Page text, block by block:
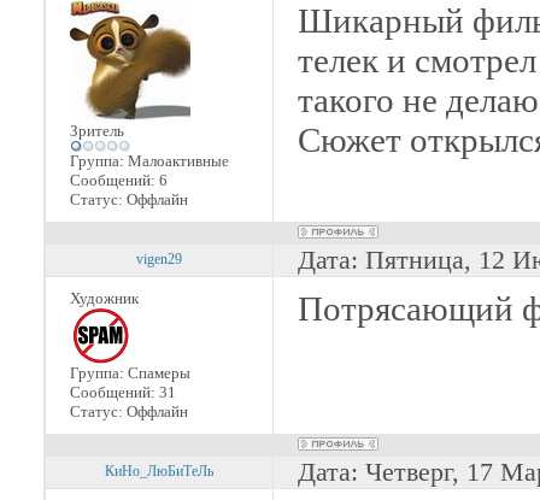
Зритель
Группа: Малоактивные
Сообщений: 6
Статус: Оффлайн
Шикарный
телек и
такого не
Сюжет
vigen29 Дата: Пятница, 12
Художник
Группа: Спамеры
Сообщений: 31
Статус: Оффлайн
Потрясающий
КиНо_ЛюБиТеЛь Дата: Четверг, 17